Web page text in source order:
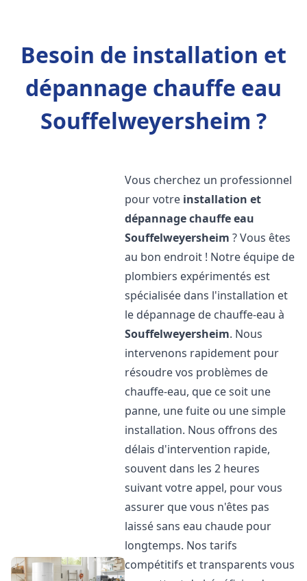
Besoin de installation et
dépannage chauffe eau
Souffelweyersheim ?
Vous cherchez un professionnel
pour votre installation et
dépannage chauffe eau
Souffelweyersheim ? Vous êtes
au bon endroit ! Notre équipe de
plombiers expérimentés est
spécialisée dans l'installation et
le dépannage de chauffe-eau à
Souffelweyersheim. Nous
intervenons rapidement pour
résoudre vos problèmes de
chauffe-eau, que ce soit une
panne, une fuite ou une simple
installation. Nous offrons des
délais d'intervention rapide,
souvent dans les 2 heures
suivant votre appel, pour vous
assurer que vous n'êtes pas
laissé sans eau chaude pour
longtemps. Nos tarifs
compétitifs et transparents vous